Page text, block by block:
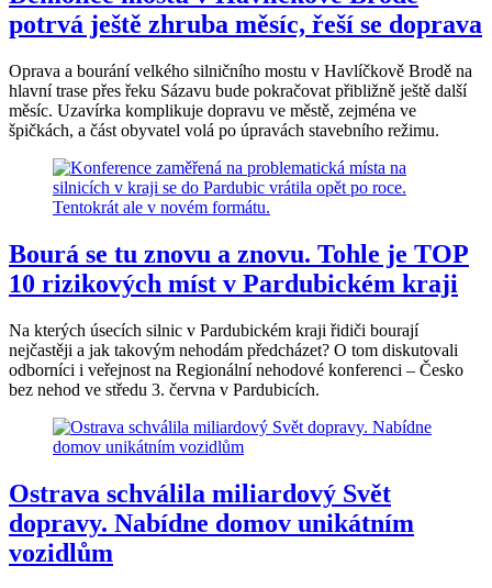
potrvá ještě zhruba měsíc, řeší se doprava
Oprava a bourání velkého silničního mostu v Havlíčkově Brodě na
hlavní trase přes řeku Sázavu bude pokračovat přibližně ještě další
měsíc. Uzavírka komplikuje dopravu ve městě, zejména ve
špičkách, a část obyvatel volá po úpravách stavebního režimu.
Bourá se tu znovu a znovu. Tohle je TOP
10 rizikových míst v Pardubickém kraji
Na kterých úsecích silnic v Pardubickém kraji řidiči bourají
nejčastěji a jak takovým nehodám předcházet? O tom diskutovali
odborníci i veřejnost na Regionální nehodové konferenci – Česko
bez nehod ve středu 3. června v Pardubicích.
Ostrava schválila miliardový Svět
dopravy. Nabídne domov unikátním
vozidlům